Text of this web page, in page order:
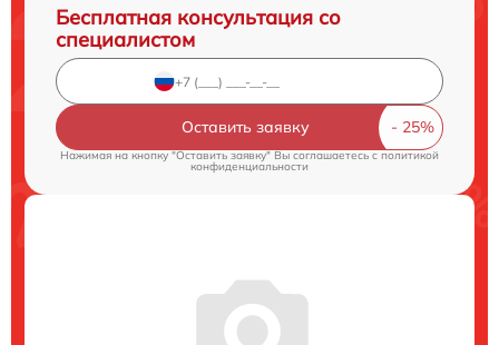
Бесплатная консультация со
специалистом
Оставить заявку
Нажимая на кнопку "Оставить заявку" Вы соглашаетесь c политикой
конфиденциальности